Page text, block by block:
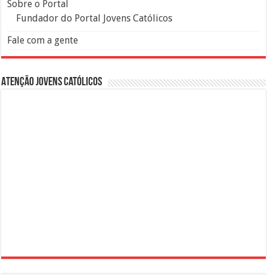
Sobre o Portal
Fundador do Portal Jovens Católicos
Fale com a gente
Atenção Jovens Católicos